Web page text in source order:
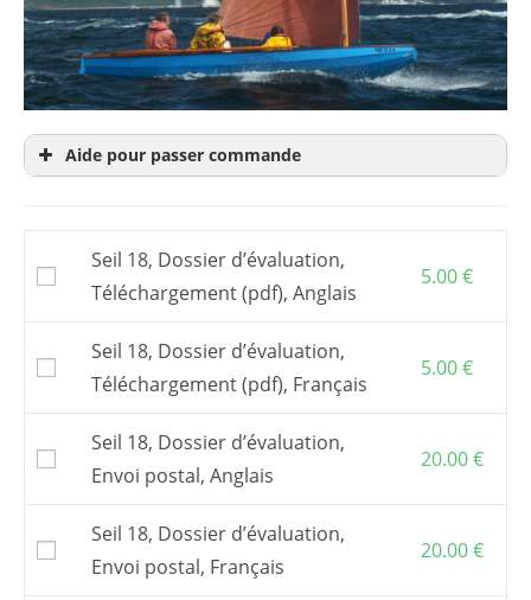
Aide pour passer commande
d’acheter plan et dossier d’évaluation.
Le plan, oudossier de construction
Il inclut une assistance par email ou
téléphone.
Attention : pour construire ce bateau, il vous
grandeurouun kit de contreplaqué en
découpe numérique.
de découpe numériqueet faire découper le
kit par une entreprise de votre choix.
Pour commander un
Seil 18, Dossier d’évaluation,
Téléchargement (pdf), Anglais
5.00€
Seil 18, Dossier d’évaluation,
Téléchargement (pdf), Français
5.00€
Seil 18, Dossier d’évaluation,
Envoi postal, Anglais
20.00€
Seil 18, Dossier d’évaluation,
Envoi postal, Français
20.00€